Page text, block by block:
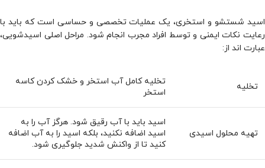
اسید شستشو و استخری، یک عملیات تخصصی و حساسی است که باید با
رعایت نکات ایمنی و توسط افراد مجرب انجام شود. مراحل اصلی اسیدشویی،
عبارت اند از:
تخلیه
تخلیه کامل آب استخر و خشک کردن کاسه
استخر
تهیه محلول اسیدی
اسید باید با آب رقیق شود. هرگز آب را به
اسید اضافه نکنید، بلکه اسید را به آب اضافه
کنید تا از واکنش شدید جلوگیری شود.